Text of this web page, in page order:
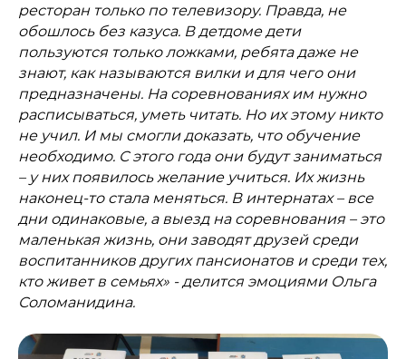
ресторан только по телевизору. Правда, не
обошлось без казуса. В детдоме дети
пользуются только ложками, ребята даже не
знают, как называются вилки и для чего они
предназначены. На соревнованиях им нужно
расписываться, уметь читать. Но их этому никто
не учил. И мы смогли доказать, что обучение
необходимо. С этого года они будут заниматься
– у них появилось желание учиться. Их жизнь
наконец-то стала меняться. В интернатах – все
дни одинаковые, а выезд на соревнования – это
маленькая жизнь, они заводят друзей среди
воспитанников других пансионатов и среди тех,
кто живет в семьях» - делится эмоциями Ольга
Соломанидина.